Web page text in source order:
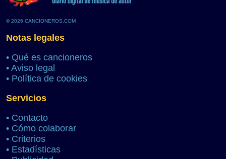
© 2026 CANCIONEROS.COM
Notas legales
• Qué es cancioneros
• Aviso legal
• Política de cookies
Servicios
• Contacto
• Cómo colaborar
• Criterios
• Estadísticas